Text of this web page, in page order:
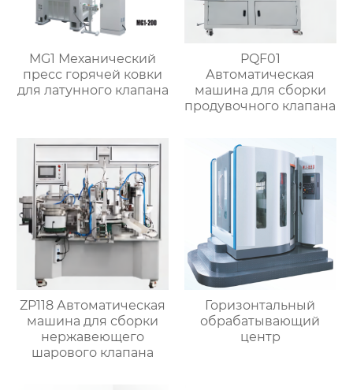
MG1 Механический
пресс горячей ковки
для латунного клапана
PQF01
Автоматическая
машина для сборки
продувочного клапана
ZP118 Автоматическая
машина для сборки
нержавеющего
шарового клапана
Горизонтальный
обрабатывающий
центр